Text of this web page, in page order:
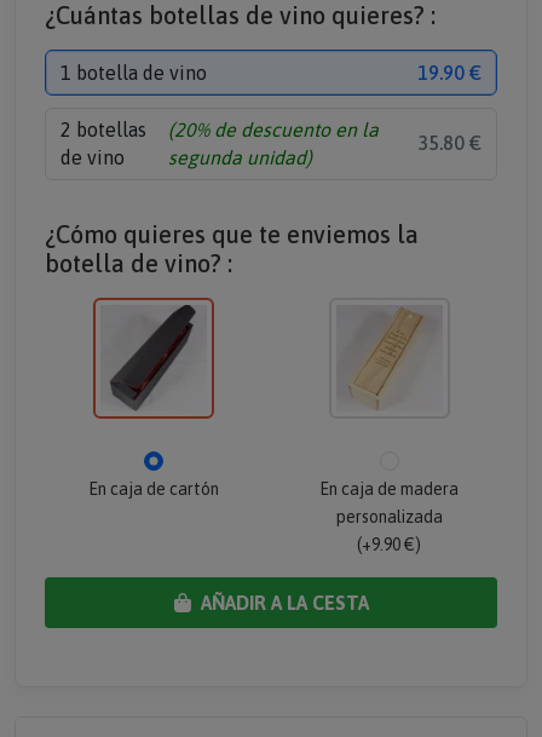
¿Cuántas botellas de vino quieres? :
1 botella de vino 19.90 €
2 botellas
de vino
(20% de descuento en la
segunda unidad)
35.80 €
¿Cómo quieres que te enviemos la
botella de vino? :
En caja de cartón
En caja de madera
personalizada
(+9.90 €)
AÑADIR A LA CESTA